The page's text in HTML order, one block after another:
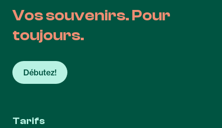
Vos souvenirs. Pour
toujours.
Débutez!
Tarifs